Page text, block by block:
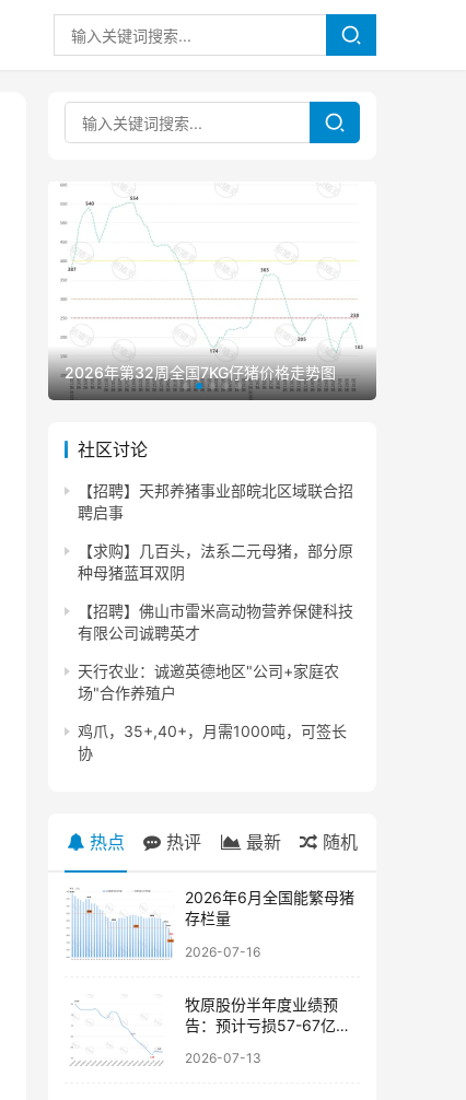
2026年第32周全国7KG仔猪价格走势图
社区讨论
【招聘】天邦养猪事业部皖北区域联合招
聘启事
【求购】几百头，法系二元母猪，部分原
种母猪蓝耳双阴
【招聘】佛山市雷米高动物营养保健科技
有限公司诚聘英才
天行农业：诚邀英德地区"公司+家庭农
场"合作养殖户
鸡爪，35+,40+，月需1000吨，可签长
协
热点 热评 最新 随机
2026年6月全国能繁母猪
存栏量
2026-07-16
牧原股份半年度业绩预
告：预计亏损57-67亿
波动
2026-07-13